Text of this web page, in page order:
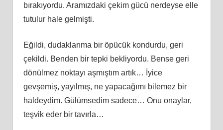
bırakıyordu. Aramızdaki çekim gücü nerdeyse elle
tutulur hale gelmişti.
Eğildi, dudaklarıma bir öpücük kondurdu, geri
çekildi. Benden bir tepki bekliyordu. Bense geri
dönülmez noktayı aşmıştım artık… İyice
gevşemiş, yayılmış, ne yapacağımı bilemez bir
haldeydim. Gülümsedim sadece… Onu onaylar,
teşvik eder bir tavırla…